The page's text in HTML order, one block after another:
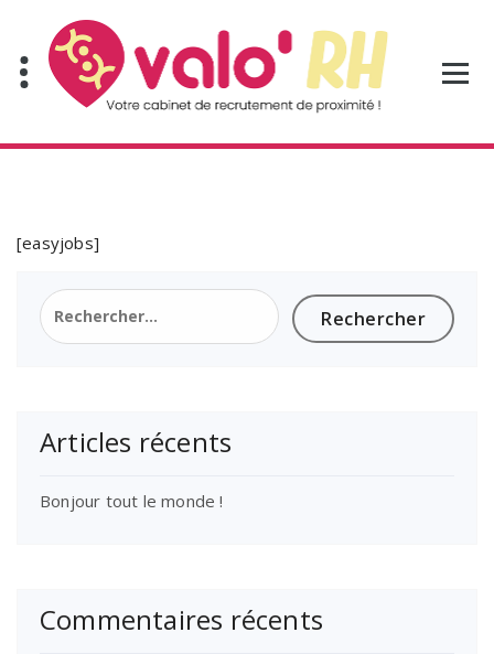
contenu
[easyjobs]
Rechercher :
Articles récents
Bonjour tout le monde !
Commentaires récents